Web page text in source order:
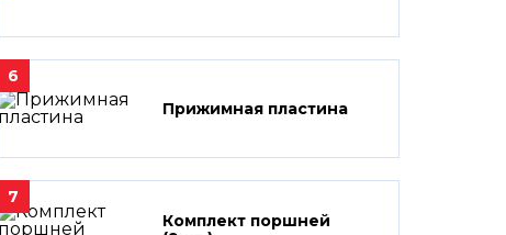
6
Прижимная пластина
7
Комплект поршней